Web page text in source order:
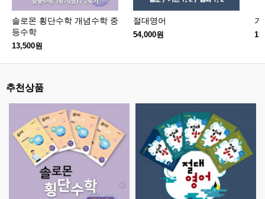
솔로몬 횡단수학 개념수학 중
등수학
13,500원
절대영어
54,000원
기
추천상품